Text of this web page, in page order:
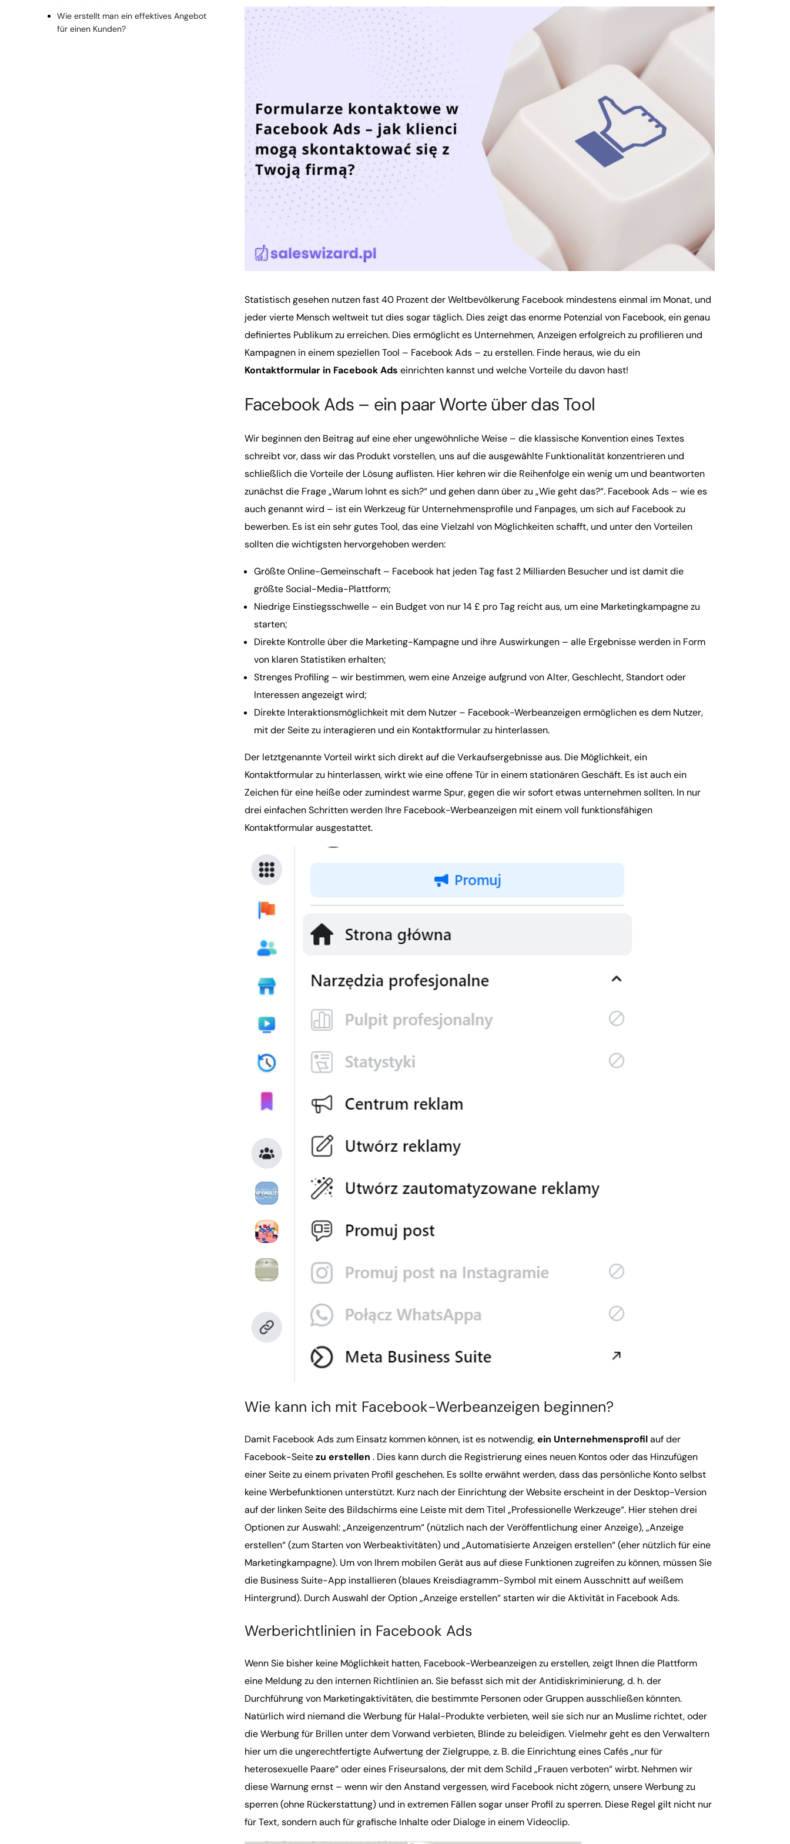
Statistisch gesehen nutzen fast 40 Prozent der Weltbevölkerung Facebook mindestens einmal im Monat, und
jeder vierte Mensch weltweit tut dies sogar täglich. Dies zeigt das enorme Potenzial von Facebook, ein genau
definiertes Publikum zu erreichen. Dies ermöglicht es Unternehmen, Anzeigen erfolgreich zu profilieren und
Kampagnen in einem speziellen Tool – Facebook Ads – zu erstellen. Finde heraus, wie du ein
Kontaktformular in Facebook Ads einrichten kannst und welche Vorteile du davon hast!
Facebook Ads – ein paar Worte über das Tool
Wir beginnen den Beitrag auf eine eher ungewöhnliche Weise – die klassische Konvention eines Textes
schreibt vor, dass wir das Produkt vorstellen, uns auf die ausgewählte Funktionalität konzentrieren und
schließlich die Vorteile der Lösung auflisten. Hier kehren wir die Reihenfolge ein wenig um und beantworten
zunächst die Frage „Warum lohnt es sich?“ und gehen dann über zu „Wie geht das?“. Facebook Ads – wie es
auch genannt wird – ist ein Werkzeug für Unternehmensprofile und Fanpages, um sich auf Facebook zu
bewerben. Es ist ein sehr gutes Tool, das eine Vielzahl von Möglichkeiten schafft, und unter den Vorteilen
sollten die wichtigsten hervorgehoben werden:
Größte Online-Gemeinschaft – Facebook hat jeden Tag fast 2 Milliarden Besucher und ist damit die
größte Social-Media-Plattform;
Niedrige Einstiegsschwelle – ein Budget von nur 14 £ pro Tag reicht aus, um eine Marketingkampagne zu
starten;
Direkte Kontrolle über die Marketing-Kampagne und ihre Auswirkungen – alle Ergebnisse werden in Form
von klaren Statistiken erhalten;
Strenges Profiling – wir bestimmen, wem eine Anzeige aufgrund von Alter, Geschlecht, Standort oder
Interessen angezeigt wird;
Direkte Interaktionsmöglichkeit mit dem Nutzer – Facebook-Werbeanzeigen ermöglichen es dem Nutzer,
mit der Seite zu interagieren und ein Kontaktformular zu hinterlassen.
Der letztgenannte Vorteil wirkt sich direkt auf die Verkaufsergebnisse aus. Die Möglichkeit, ein
Kontaktformular zu hinterlassen, wirkt wie eine offene Tür in einem stationären Geschäft. Es ist auch ein
Zeichen für eine heiße oder zumindest warme Spur, gegen die wir sofort etwas unternehmen sollten. In nur
drei einfachen Schritten werden Ihre Facebook-Werbeanzeigen mit einem voll funktionsfähigen
Kontaktformular ausgestattet.
Wie kann ich mit Facebook-Werbeanzeigen beginnen?
Damit Facebook Ads zum Einsatz kommen können, ist es notwendig,ein Unternehmensprofilauf der
Facebook-Seitezu erstellen . Dies kann durch die Registrierung eines neuen Kontos oder das Hinzufügen
einer Seite zu einem privaten Profil geschehen. Es sollte erwähnt werden, dass das persönliche Konto selbst
keine Werbefunktionen unterstützt. Kurz nach der Einrichtung der Website erscheint in der Desktop-Version
auf der linken Seite des Bildschirms eine Leiste mit dem Titel „Professionelle Werkzeuge“. Hier stehen drei
Optionen zur Auswahl: „Anzeigenzentrum“ (nützlich nach der Veröffentlichung einer Anzeige), „Anzeige
erstellen“ (zum Starten von Werbeaktivitäten) und „Automatisierte Anzeigen erstellen“ (eher nützlich für eine
Marketingkampagne). Um von Ihrem mobilen Gerät aus auf diese Funktionen zugreifen zu können, müssen Sie
die Business Suite-App installieren (blaues Kreisdiagramm-Symbol mit einem Ausschnitt auf weißem
Hintergrund). Durch Auswahl der Option „Anzeige erstellen“ starten wir die Aktivität in Facebook Ads.
Werberichtlinien in Facebook Ads
Wenn Sie bisher keine Möglichkeit hatten, Facebook-Werbeanzeigen zu erstellen, zeigt Ihnen die Plattform
eine Meldung zu den internen Richtlinien an. Sie befasst sich mit der Antidiskriminierung, d. h. der
Durchführung von Marketingaktivitäten, die bestimmte Personen oder Gruppen ausschließen könnten.
Natürlich wird niemand die Werbung für Halal-Produkte verbieten, weil sie sich nur an Muslime richtet, oder
die Werbung für Brillen unter dem Vorwand verbieten, Blinde zu beleidigen. Vielmehr geht es den Verwaltern
hier um die ungerechtfertigte Aufwertung der Zielgruppe, z. B. die Einrichtung eines Cafés „nur für
heterosexuelle Paare“ oder eines Friseursalons, der mit dem Schild „Frauen verboten“ wirbt. Nehmen wir
diese Warnung ernst – wenn wir den Anstand vergessen, wird Facebook nicht zögern, unsere Werbung zu
sperren (ohne Rückerstattung) und in extremen Fällen sogar unser Profil zu sperren. Diese Regel gilt nicht nur
für Text, sondern auch für grafische Inhalte oder Dialoge in einem Videoclip.
Wie erstellt man ein effektives Angebot
für einen Kunden?